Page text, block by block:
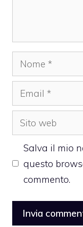
Nome
Email
Sito
web
Salva il mio
questo
commento.